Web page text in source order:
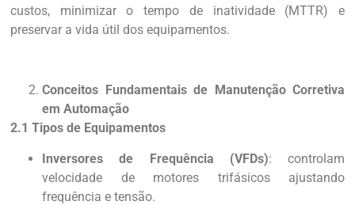
custos, minimizar o tempo de inatividade (MTTR) e
preservar a vida útil dos equipamentos.
Conceitos Fundamentais de Manutenção Corretiva
em Automação
2.1 Tipos de Equipamentos
Inversores de Frequência (VFDs): controlam
velocidade de motores trifásicos ajustando
frequência e tensão.